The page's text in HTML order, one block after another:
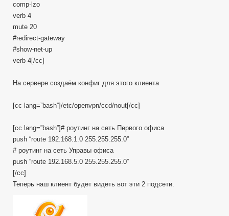
comp-lzo
verb 4
mute 20
#redirect-gateway
#show-net-up
verb 4[/cc]
На сервере создаём конфиг для этого клиента
[cc lang=”bash”]/etc/openvpn/ccd/nout[/cc]
[cc lang=”bash”]# роутинг на сеть Первого офиса
push “route 192.168.1.0 255.255.255.0”
# роутинг на сеть Управы офиса
push “route 192.168.5.0 255.255.255.0”
[/cc]
Теперь наш клиент будет видеть вот эти 2 подсети.